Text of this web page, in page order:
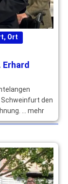
, Ort
Schweinfurt den
… mehr